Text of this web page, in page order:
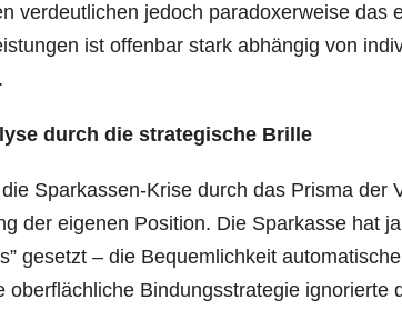
ver­deut­li­chen jedoch para­do­xer­wei­se
ist offen­bar stark abhän­gig von
durch die stra­te­gi­sche Brille
Spar­kas­sen-Kri­se durch das Pris­ma der
der eige­nen Posi­ti­on. Die Spar­kas­se hat
gesetzt – die Bequem­lich­keit
ober­fläch­li­che Bin­dungs­stra­te­gie